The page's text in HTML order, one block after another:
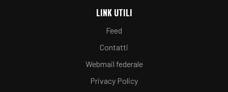
LINK UTILI
Feed
Contatti
Webmail federale
Privacy Policy